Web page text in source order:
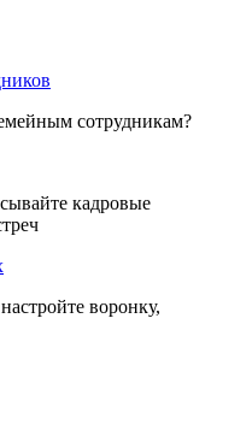
сотрудникам?
кадровые
воронку,